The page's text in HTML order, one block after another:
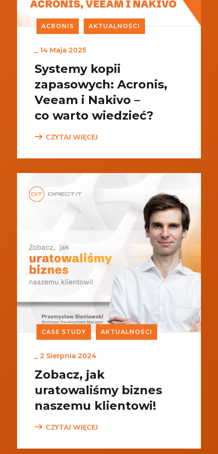
ACRONIS AKTUALNOŚCI
_ 14 Maja 2025
Systemy kopii
zapasowych: Acronis,
Veeam i Nakivo –
co warto wiedzieć?
CZYTAJ WIĘCEJ
CASE STUDY AKTUALNOŚCI
_ 2 Sierpnia 2024
Zobacz, jak
uratowaliśmy biznes
naszemu klientowi!
CZYTAJ WIĘCEJ